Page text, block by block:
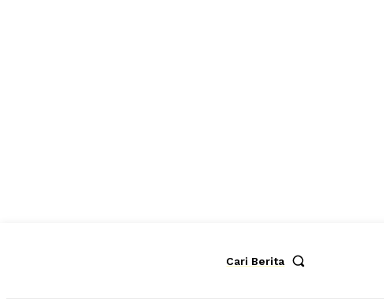
Cari Berita